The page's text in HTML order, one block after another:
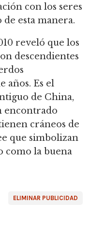
con los seres
esta manera.
reveló que los
descendientes
años. Es el
de China,
encontrado
cráneos de
que simbolizan
como la buena
ELIMINAR PUBLICIDAD